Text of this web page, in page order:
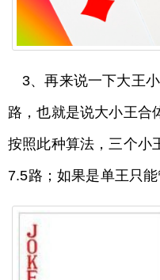
3、再来说一下大王
路，也就是说大小王合
按照此种算法，三个小
7.5路；如果是单王只能